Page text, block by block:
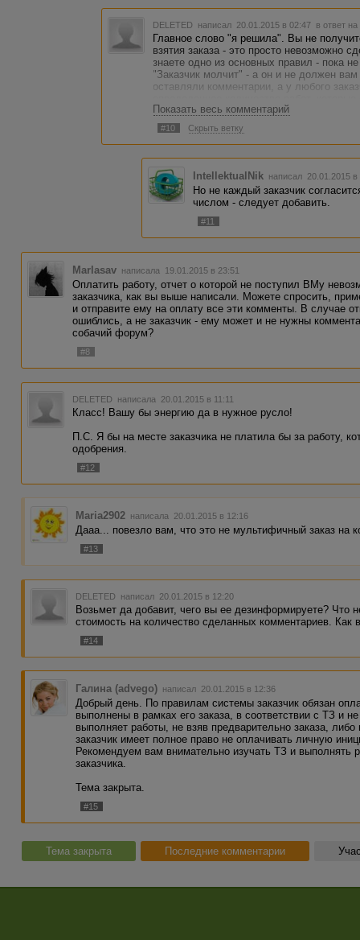
DELETED написал 20.01.2015 в 02:47 в ответ на
Главное слово "я решила". Вы не
взятия заказа - это просто невозможно
знаете одно из основных правил - пока
"Заказчик молчит" - а он и не должен
оставляли комментарии, а у любого
заказа.
Единственный вариант - если этот
несколько раз, вы можете взять его
один из комментариев, написанных до
Показать весь комментарий
#10 Скрыть ветку
IntellektualNik написал 20.01.2015
Но не каждый заказчик
числом - следует добавить.
#11
Marlasav написала 19.01.2015 в 23:51
Оплатить работу, отчет о которой не поступил ВМу
заказчика, как вы выше написали. Можете спросить,
и отправите ему на оплату все эти комменты. В случае
ошиблись, а не заказчик - ему может и не нужны
собачий форум?
#8
DELETED написала 20.01.2015 в 11:11
Класс! Вашу бы энергию да в нужное русло!
П.С. Я бы на месте заказчика не платила бы за работу,
одобрения.
#12
Maria2902 написала 20.01.2015 в 12:16
Дааа... повезло вам, что это не мультифичный заказ на
#13
DELETED написал 20.01.2015 в 12:20
Возьмет да добавит, чего вы ее дезинформируете? Что
стоимость на количество сделанных комментариев. Как
#14
Галина (advego) написал 20.01.2015 в 12:36
Добрый день. По правилам системы заказчик обязан
выполнены в рамках его заказа, в соответствии с ТЗ и
выполняет работы, не взяв предварительно заказа,
заказчик имеет полное право не оплачивать личную
Рекомендуем вам внимательно изучать ТЗ и выполнять
заказчика.
Тема закрыта.
#15
Тема закрыта Последние комментарии